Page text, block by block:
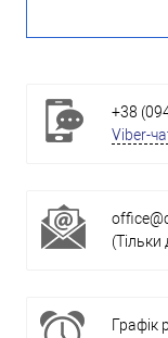
+38
Viber-
(Тільки
Графік